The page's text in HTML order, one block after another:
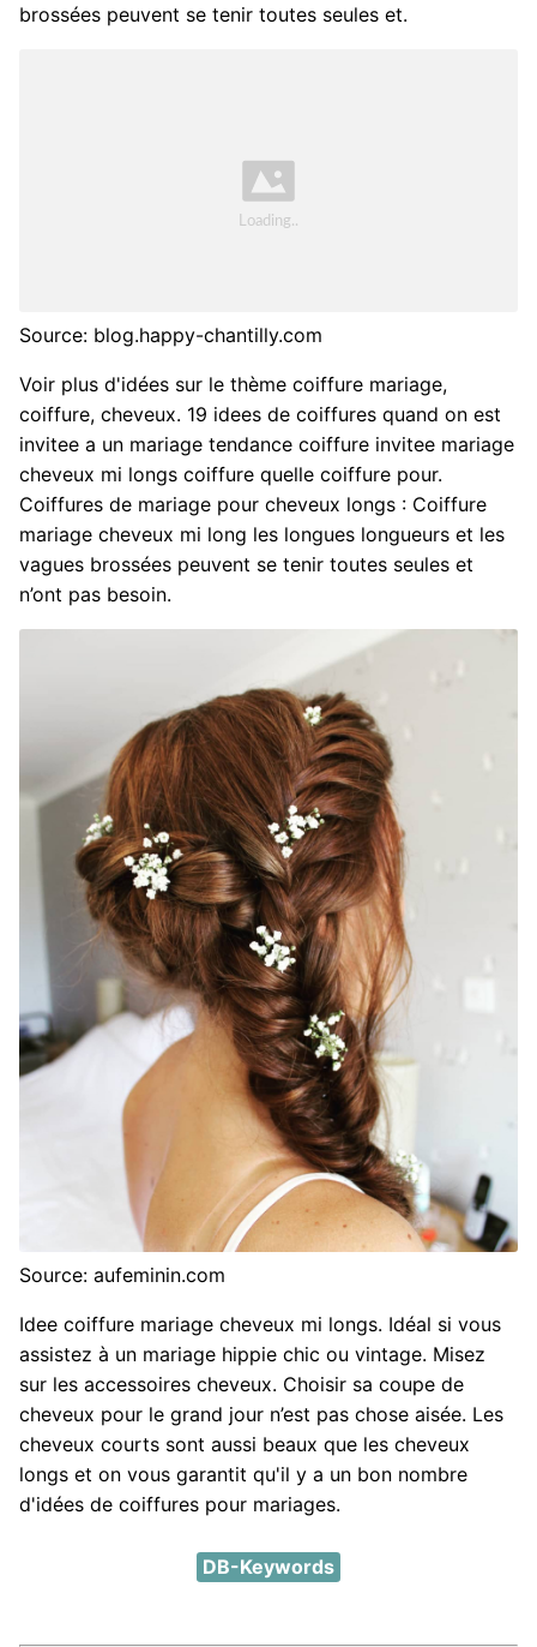
brossées peuvent se tenir toutes seules et.
Source: blog.happy-chantilly.com
Voir plus d'idées sur le thème coiffure mariage,
coiffure, cheveux. 19 idees de coiffures quand on est
invitee a un mariage tendance coiffure invitee mariage
cheveux mi longs coiffure quelle coiffure pour.
Coiffures de mariage pour cheveux longs : Coiffure
mariage cheveux mi long les longues longueurs et les
vagues brossées peuvent se tenir toutes seules et
n’ont pas besoin.
Source: aufeminin.com
Idee coiffure mariage cheveux mi longs. Idéal si vous
assistez à un mariage hippie chic ou vintage. Misez
sur les accessoires cheveux. Choisir sa coupe de
cheveux pour le grand jour n’est pas chose aisée. Les
cheveux courts sont aussi beaux que les cheveux
longs et on vous garantit qu'il y a un bon nombre
d'idées de coiffures pour mariages.
DB-Keywords